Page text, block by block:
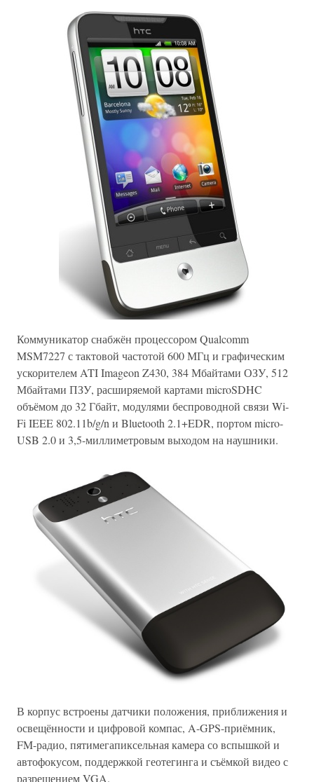
Коммуникатор снабжён процессором Qualcomm
MSM7227 с тактовой частотой 600 МГц и графическим
ускорителем ATI Imageon Z430, 384 Мбайтами ОЗУ, 512
Мбайтами ПЗУ, расширяемой картами microSDHC
объёмом до 32 Гбайт, модулями беспроводной связи Wi-
Fi IEEE 802.11b/g/n и Bluetooth 2.1+EDR, портом micro-
USB 2.0 и 3,5-миллиметровым выходом на наушники.
В корпус встроены датчики положения, приближения и
освещённости и цифровой компас, A-GPS-приёмник,
FM-радио, пятимегапиксельная камера со вспышкой и
автофокусом, поддержкой геотегинга и съёмкой видео с
разрешением VGA.